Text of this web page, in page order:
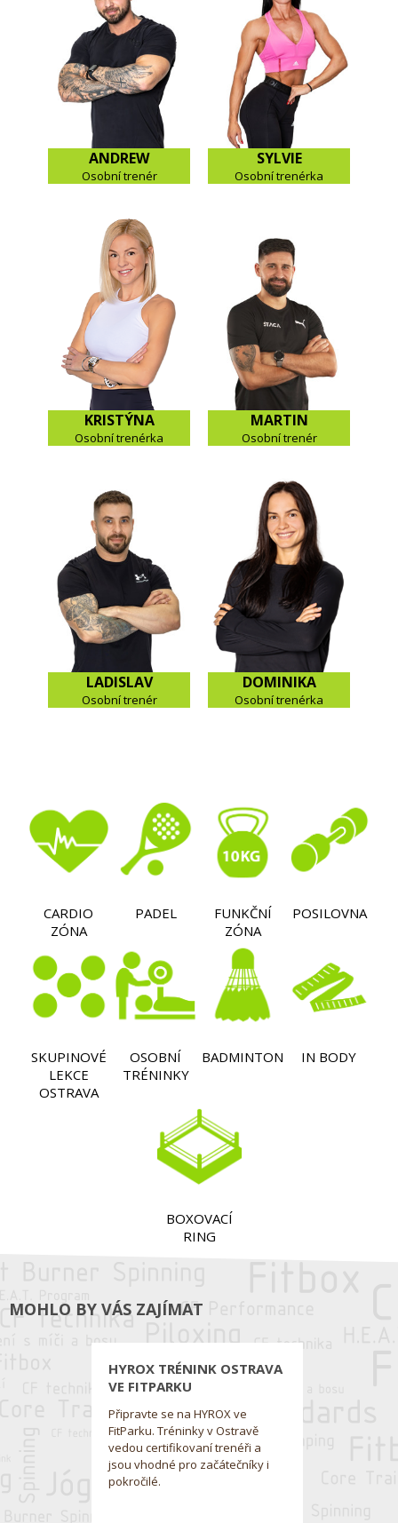
ANDREW
Osobní trenér
SYLVIE
Osobní trenérka
KRISTÝNA
Osobní trenérka
MARTIN
Osobní trenér
LADISLAV
Osobní trenér
DOMINIKA
Osobní trenérka
CARDIO
ZÓNA
PADEL
FUNKČNÍ
ZÓNA
POSILOVNA
SKUPINOVÉ
LEKCE
OSTRAVA
OSOBNÍ
TRÉNINKY
BADMINTON IN BODY
BOXOVACÍ
RING
MOHLO BY VÁS ZAJÍMAT
HYROX TRÉNINK OSTRAVA
VE FITPARKU
Připravte se na HYROX ve
FitParku. Tréninky v Ostravě
vedou certifikovaní trenéři a
jsou vhodné pro začátečníky i
pokročilé.